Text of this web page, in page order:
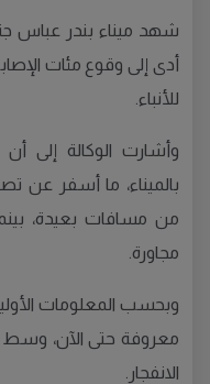
شهد ميناء بندر عباس
أدى إلى وقوع مئات
للأنباء.
وأشارت الوكالة إلى
بالميناء، ما أسفر
من مسافات بعيدة،
مجاورة.
وبحسب المعلومات
معروفة حتى الآن،
الانفجار.